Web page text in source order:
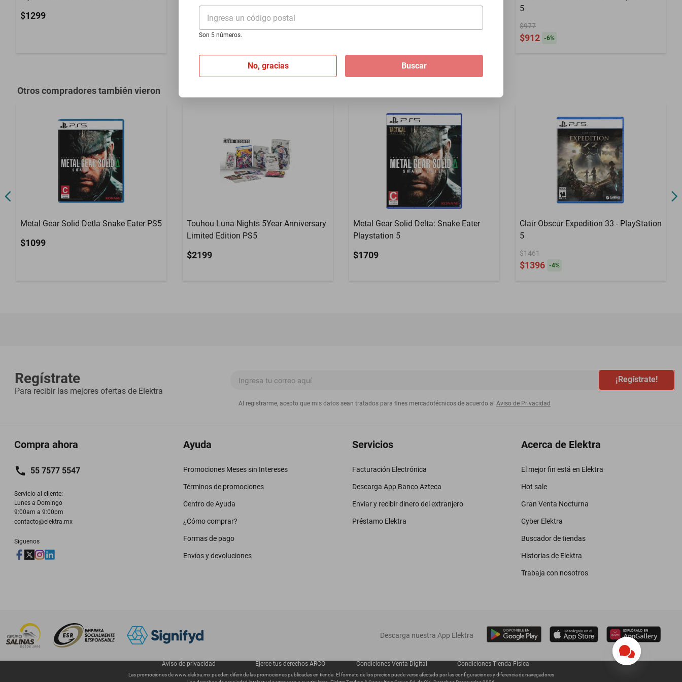
Ingresa un código postal
Son 5 números.
No, gracias Buscar
$1299
Playstation 5
5
$977
$912 -6%
Otros compradores también vieron
Metal Gear Solid Detla Snake Eater PS5
$1099
Touhou Luna Nights 5Year Anniversary
Limited Edition PS5
$2199
Metal Gear Solid Delta: Snake Eater
Playstation 5
$1709
Clair Obscur Expedition 33 - PlayStation
5
$1461
$1396 -4%
Regístrate
Para recibir las mejores ofertas de Elektra
¡Regístrate!
Al registrarme, acepto que mis datos sean tratados para fines mercadotécnicos de acuerdo al Aviso de Privacidad
Compra ahora
55 7577 5547
Servicio al cliente:
Lunes a Domingo
9:00am a 9:00pm
contacto@elektra.mx
Siguenos
Ayuda
Promociones Meses sin Intereses
Términos de promociones
Centro de Ayuda
¿Cómo comprar?
Formas de pago
Envíos y devoluciones
Servicios
Facturación Electrónica
Descarga App Banco Azteca
Enviar y recibir dinero del extranjero
Préstamo Elektra
Acerca de Elektra
El mejor fin está en Elektra
Hot sale
Gran Venta Nocturna
Cyber Elektra
Buscador de tiendas
Historias de Elektra
Trabaja con nosotros
‎ Descarga nuestra App Elektra
Aviso de privacidad Ejerce tus derechos ARCO Condiciones Venta Digital Condiciones Tienda Física
Las promociones dewww.elektra.mxpueden diferir de las promociones publicadas en tienda. El formato de los precios puede verse afectado por las configuraciones y diferencia de navegadores